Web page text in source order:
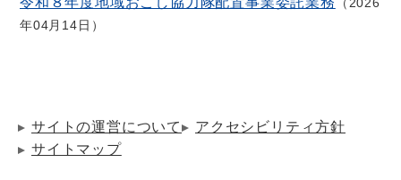
年04月14日
サイトの運営について
アクセシビリティ方針
サイトマップ